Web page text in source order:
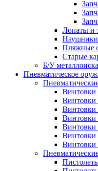
Лопаты и
Наушники
Пляжные
Старые
Б/У
Пневматическое
Винтовки
Винтовки
Винтовки
Винтовки
Винтовки